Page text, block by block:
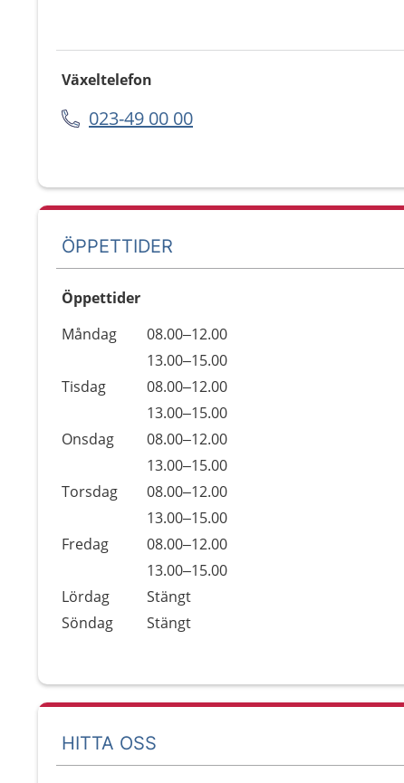
Växeltelefon
023-49 00 00
ÖPPETTIDER
Öppettider
Dag
Öppettider
Kommentarer
Måndag
08.00–12.00
13.00–15.00
Tisdag
08.00–12.00
13.00–15.00
Onsdag
08.00–12.00
13.00–15.00
Torsdag
08.00–12.00
13.00–15.00
Fredag
08.00–12.00
13.00–15.00
Lördag
Stängt
Söndag
Stängt
HITTA OSS